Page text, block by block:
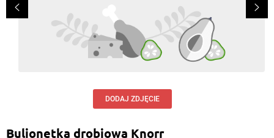
DODAJ ZDJĘCIE
Bulionetka drobiowa Knorr